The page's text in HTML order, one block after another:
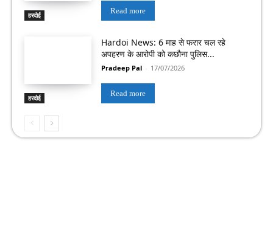
हरदोई Read more
हरदोई
Hardoi News: 6 माह से फरार चल रहे
अपहरण के आरोपी को कछौना पुलिस...
Pradeep Pal - 17/07/2026
Read more